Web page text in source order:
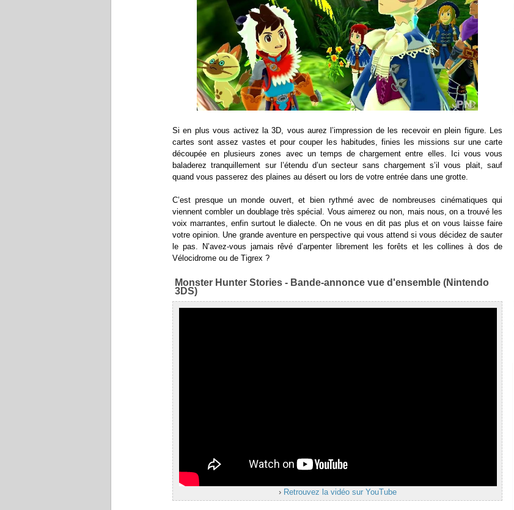
Si en plus vous activez la 3D, vous aurez l’impression de les recevoir en plein figure. Les
cartes sont assez vastes et pour couper les habitudes, finies les missions sur une carte
découpée en plusieurs zones avec un temps de chargement entre elles. Ici vous vous
baladerez tranquillement sur l’étendu d’un secteur sans chargement s’il vous plait, sauf
quand vous passerez des plaines au désert ou lors de votre entrée dans une grotte.
C’est presque un monde ouvert, et bien rythmé avec de nombreuses cinématiques qui
viennent combler un doublage très spécial. Vous aimerez ou non, mais nous, on a trouvé les
voix marrantes, enfin surtout le dialecte. On ne vous en dit pas plus et on vous laisse faire
votre opinion. Une grande aventure en perspective qui vous attend si vous décidez de sauter
le pas. N’avez-vous jamais rêvé d’arpenter librement les forêts et les collines à dos de
Vélocidrome ou de Tigrex ?
Monster Hunter Stories - Bande-annonce vue d'ensemble (Nintendo
3DS)
› Retrouvez la vidéo sur YouTube